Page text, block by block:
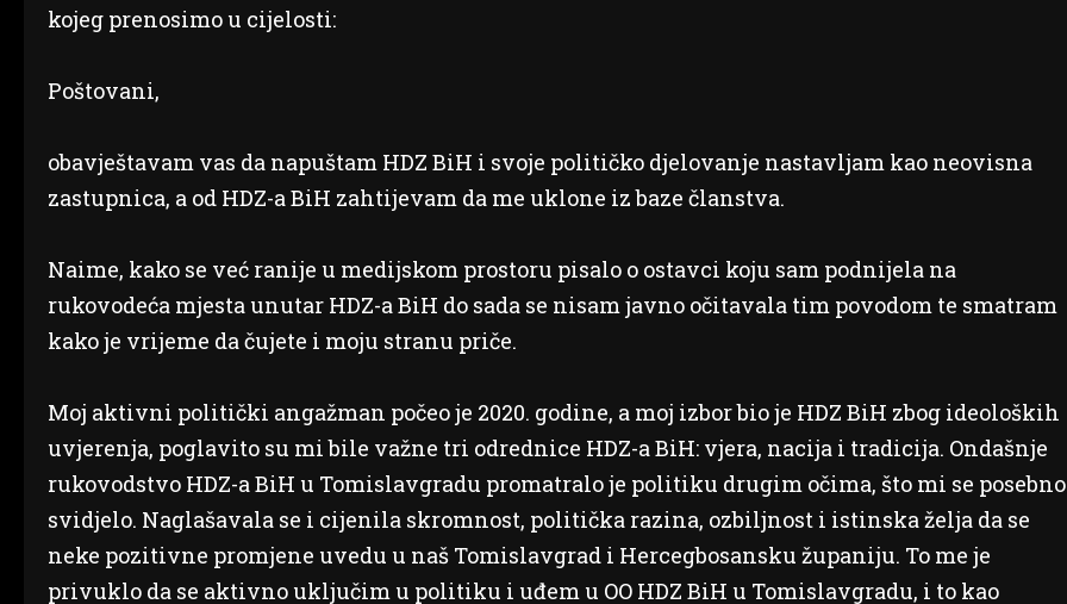
kojeg prenosimo u cijelosti:
Poštovani,
obavještavam vas da napuštam HDZ BiH i svoje političko djelovanje nastavljam kao neovisna
zastupnica, a od HDZ-a BiH zahtijevam da me uklone iz baze članstva.
Naime, kako se već ranije u medijskom prostoru pisalo o ostavci koju sam podnijela na
rukovodeća mjesta unutar HDZ-a BiH do sada se nisam javno očitavala tim povodom te smatram
kako je vrijeme da čujete i moju stranu priče.
Moj aktivni politički angažman počeo je 2020. godine, a moj izbor bio je HDZ BiH zbog ideoloških
uvjerenja, poglavito su mi bile važne tri odrednice HDZ-a BiH: vjera, nacija i tradicija. Ondašnje
rukovodstvo HDZ-a BiH u Tomislavgradu promatralo je politiku drugim očima, što mi se posebno
svidjelo. Naglašavala se i cijenila skromnost, politička razina, ozbiljnost i istinska želja da se
neke pozitivne promjene uvedu u naš Tomislavgrad i Hercegbosansku županiju. To me je
privuklo da se aktivno uključim u politiku i uđem u OO HDZ BiH u Tomislavgradu, i to kao